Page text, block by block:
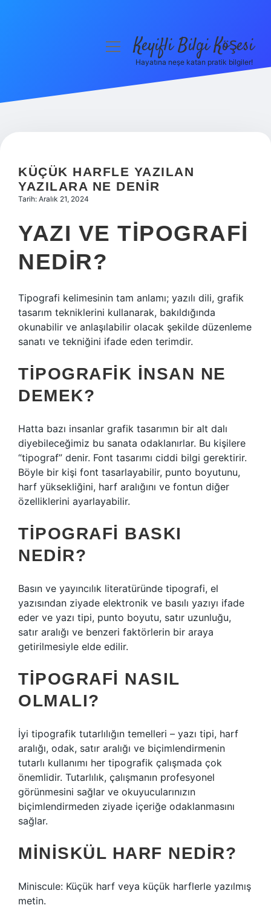
Hakkımızda
menüyüKeyifli Bilgi Köşesi
Hayatına neşe katan pratik bilgiler!
KÜÇÜK HARFLE YAZILAN
YAZILARA NE DENIR
Tarih: Aralık 21, 2024
YAZI VE TIPOGRAFI
NEDIR?
Tipografi kelimesinin tam anlamı; yazılı dili, grafik
tasarım tekniklerini kullanarak, bakıldığında
okunabilir ve anlaşılabilir olacak şekilde düzenleme
sanatı ve tekniğini ifade eden terimdir.
TIPOGRAFIK INSAN NE
DEMEK?
Hatta bazı insanlar grafik tasarımın bir alt dalı
diyebileceğimiz bu sanata odaklanırlar. Bu kişilere
“tipograf” denir. Font tasarımı ciddi bilgi gerektirir.
Böyle bir kişi font tasarlayabilir, punto boyutunu,
harf yüksekliğini, harf aralığını ve fontun diğer
özelliklerini ayarlayabilir.
TIPOGRAFI BASKI
NEDIR?
Basın ve yayıncılık literatüründe tipografi, el
yazısından ziyade elektronik ve basılı yazıyı ifade
eder ve yazı tipi, punto boyutu, satır uzunluğu,
satır aralığı ve benzeri faktörlerin bir araya
getirilmesiyle elde edilir.
TIPOGRAFI NASIL
OLMALI?
İyi tipografik tutarlılığın temelleri – yazı tipi, harf
aralığı, odak, satır aralığı ve biçimlendirmenin
tutarlı kullanımı her tipografik çalışmada çok
önemlidir. Tutarlılık, çalışmanın profesyonel
görünmesini sağlar ve okuyucularınızın
biçimlendirmeden ziyade içeriğe odaklanmasını
sağlar.
MINISKÜL HARF NEDIR?
Miniscule: Küçük harf veya küçük harflerle yazılmış
metin.